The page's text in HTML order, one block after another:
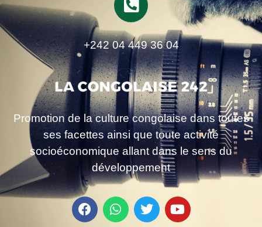
+242 04 449 36 04
Promotion de la culture congolaise dans toutes
ses facettes ainsi que toute activité
socioéconomique allant dans le sens du
développement